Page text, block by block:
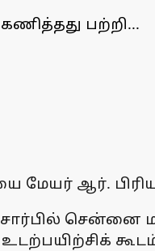
பற்றி...
ஆர்.
சென்னை